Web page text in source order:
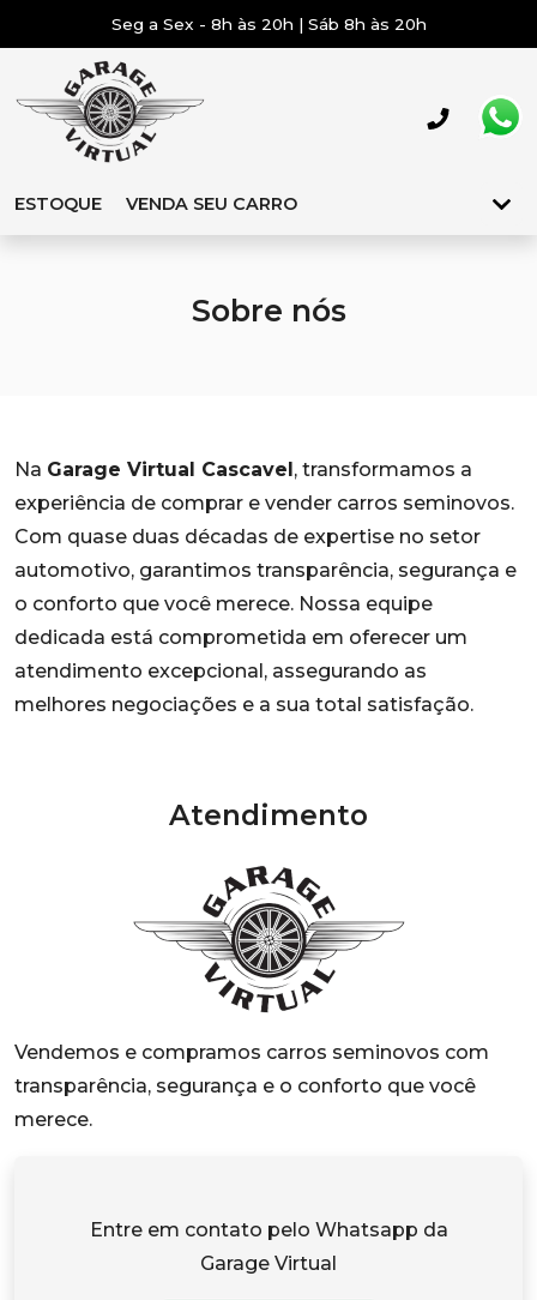
Seg a Sex - 8h às 20h | Sáb 8h às 20h
ESTOQUE VENDA SEU CARRO
Sobre nós
Na Garage Virtual Cascavel, transformamos a
experiência de comprar e vender carros seminovos.
Com quase duas décadas de expertise no setor
automotivo, garantimos transparência, segurança e
o conforto que você merece. Nossa equipe
dedicada está comprometida em oferecer um
atendimento excepcional, assegurando as
melhores negociações e a sua total satisfação.
Atendimento
Vendemos e compramos carros seminovos com
transparência, segurança e o conforto que você
merece.
Entre em contato pelo Whatsapp da
Garage Virtual